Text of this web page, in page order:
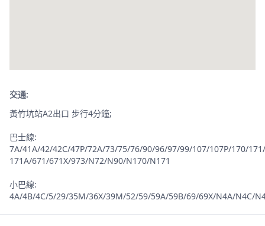
交通:
黃竹坑站A2出口 步行4分鐘;
巴士線:
7A/41A/42/42C/47P/72A/73/75/76/90/96/97/99/107/107P/170/171/
171A/671/671X/973/N72/N90/N170/N171
小巴線:
4A/4B/4C/5/29/35M/36X/39M/52/59/59A/59B/69/69X/N4A/N4C/